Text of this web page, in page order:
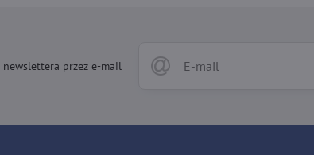
newslettera przez e-mail